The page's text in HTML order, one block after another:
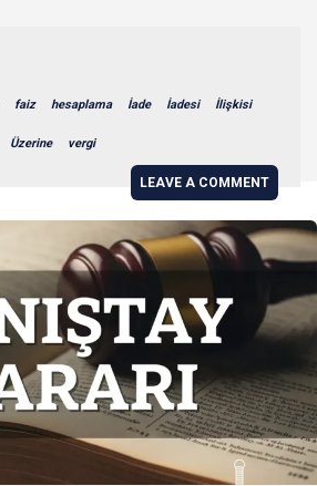
faiz hesaplama İade İadesi İlişkisi
Üzerine vergi
LEAVE A COMMENT